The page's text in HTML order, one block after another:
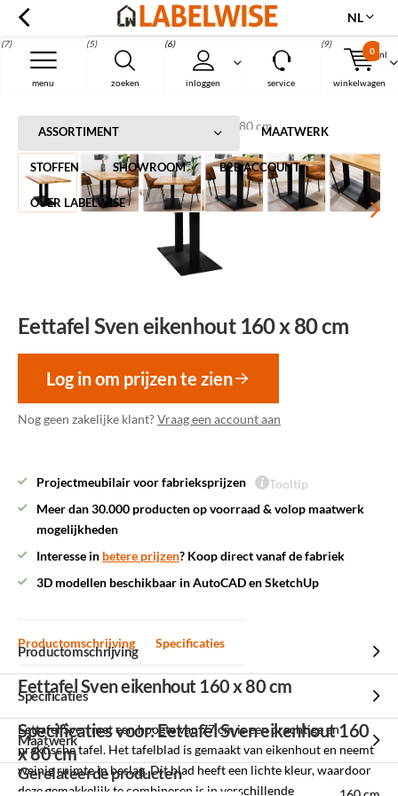
nl
zoeken
(5)
inloggen
(6)
menu
(7)
service winkelwagen
0
(9)
Menu
NL
ASSORTIMENT MAATWERK
STOFFEN SHOWROOM B2B ACCOUNT
OVER LABELWISE
Home Eettafel Sven eikenhout 160 x 80 cm
Eettafel Sven eikenhout 160 x 80 cm
Log in om prijzen te zien
Nog geen zakelijke klant?Vraag een account aan
Projectmeubilair voor fabrieksprijzen
Tooltip
Meer dan 30.000 producten op voorraad & volop maatwerk
mogelijkheden
Interesse in betere prijzen? Koop direct vanaf de fabriek
3D modellen beschikbaar in AutoCAD en SketchUp
Productomschrijving Specificaties
Productomschrijving
Eettafel Sven eikenhout 160 x 80 cm
Eettafel Sven met een hoogte van 77 cm is een prachtige en
praktische tafel. Het tafelblad is gemaakt van eikenhout en neemt
weinig ruimte in beslag. Dit blad heeft een lichte kleur, waardoor
deze gemakkelijk te combineren is in verschillende
Specificaties
Specificaties voor: Eettafel Sven eikenhout 160
x 80 cm
Maatwerk
Gerelateerde producten